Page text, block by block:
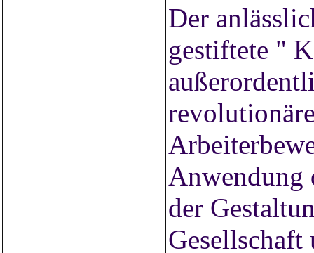
Der
gestiftete "
Anwendung
der